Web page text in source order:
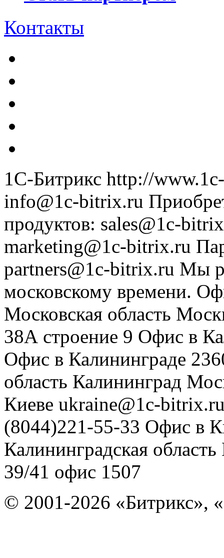
Контакты
1С-Битрикс http://
info@1c-bitrix.ru
продуктов: sales@1c-
marketing@1c-bitrix.ru
partners@1c-bitrix.ru Мы
московскому времени.
Московская область
38А строение 9 Офис в
Офис в Калининграде
область Калининград
Киеве ukraine@1c-
(8044)221-55-33 Офис в
Калининградская область
39/41 офис 1507
© 2001-2026 «Битрикс»,